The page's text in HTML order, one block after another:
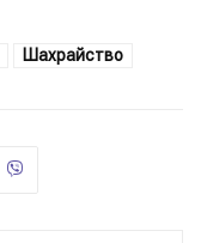
Шахрайство